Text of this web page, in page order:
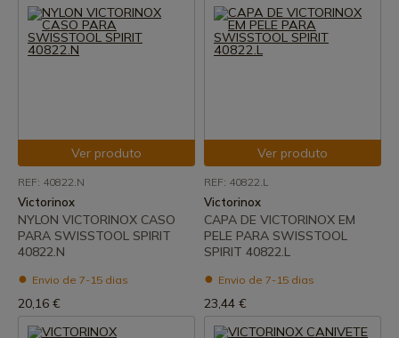
Ver produto
REF: 40822.N
Victorinox
NYLON VICTORINOX CASO
PARA SWISSTOOL SPIRIT
40822.N
Envio de 7-15 dias
20,16 €
Ver produto
REF: 40822.L
Victorinox
CAPA DE VICTORINOX EM
PELE PARA SWISSTOOL
SPIRIT 40822.L
Envio de 7-15 dias
23,44 €